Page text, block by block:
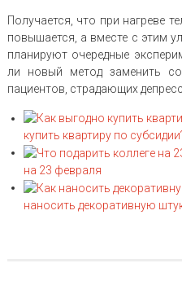
Получается, что при нагреве
повышается, а вместе с этим
планируют очередные
ли новый метод заменить
пациентов, страдающих
купить квартиру по
на 23 февраля
наносить декоративную